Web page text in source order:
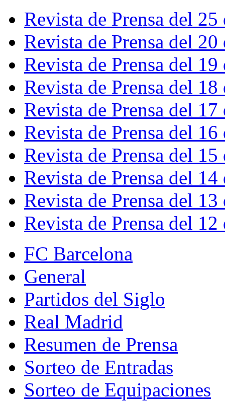
Revista de Prensa del
Revista de Prensa del
Revista de Prensa del
Revista de Prensa del
Revista de Prensa del
Revista de Prensa del
Revista de Prensa del
Revista de Prensa del
Revista de Prensa del
Revista de Prensa del
FC Barcelona
General
Partidos del Siglo
Real Madrid
Resumen de Prensa
Sorteo de Entradas
Sorteo de Equipaciones